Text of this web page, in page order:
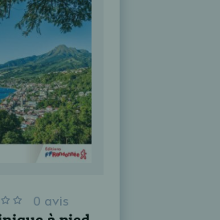
0 avis